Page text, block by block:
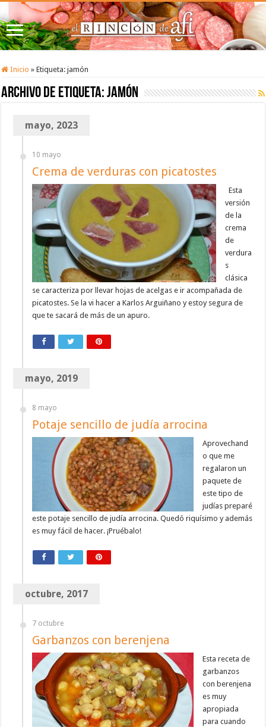
Inicio » Etiqueta:jamón
Archivo de etiqueta:jamón
mayo, 2023
10 mayo
Crema de verduras con picatostes
Esta
versión
de la
crema
de
verdura
s
clásica
se caracteriza por llevar hojas de acelgas e ir acompañada de
picatostes. Se la vi hacer a Karlos Arguiñano y estoy segura de
que te sacará de más de un apuro.
mayo, 2019
8 mayo
Potaje sencillo de judía arrocina
Aprovechand
o que me
regalaron un
paquete de
este tipo de
judías preparé
este potaje sencillo de judía arrocina. Quedó riquísimo y además
es muy fácil de hacer. ¡Pruébalo!
octubre, 2017
7 octubre
Garbanzos con berenjena
Esta receta de
garbanzos
con berenjena
es muy
apropiada
para cuando